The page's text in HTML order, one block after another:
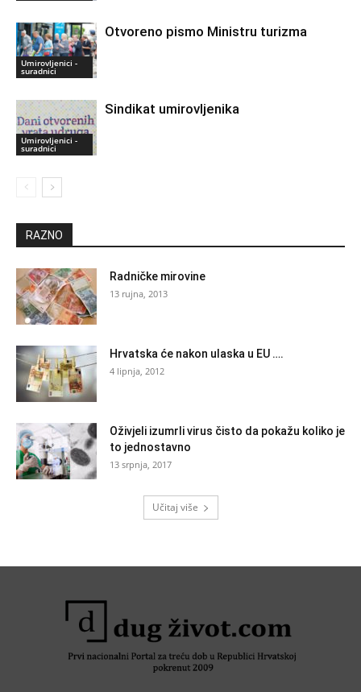
Umirovljenici -
suradnici
Otvoreno pismo Ministru turizma
Umirovljenici -
suradnici
Sindikat umirovljenika
RAZNO
Radničke mirovine
13 rujna, 2013
Hrvatska će nakon ulaska u EU ….
4 lipnja, 2012
Oživjeli izumrli virus čisto da pokažu koliko je
to jednostavno
13 srpnja, 2017
Učitaj više